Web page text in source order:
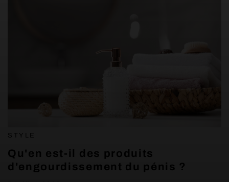
STYLE
Qu'en est-il des produits
d'engourdissement du pénis ?